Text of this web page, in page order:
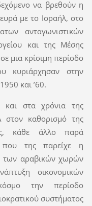
να βρεθούν η
με το Ισραήλ, στο
ανταγωνιστικών
και της Μέσης
μια κρίσιμη περίοδο
κυριάρχησαν στην
και ’60.
και στα χρόνια της
καθορισμό της
κάθε άλλο παρά
που της παρείχε η
των αραβικών χωρών
οικονομικών
την περίοδο
συστήματος